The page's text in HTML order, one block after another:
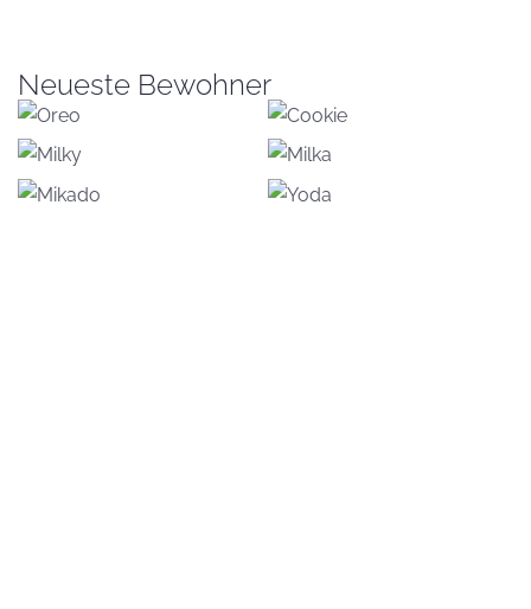
Neueste Bewohner